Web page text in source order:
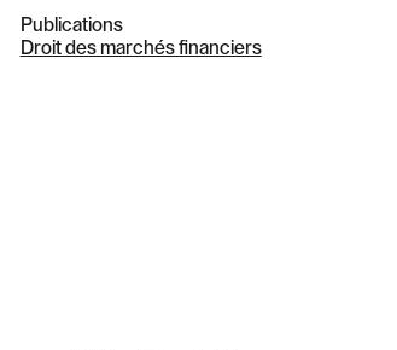
Publications
Droit des marchés financiers